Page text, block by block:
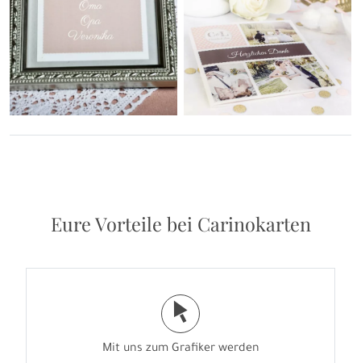
Eure Vorteile bei Carinokarten
j
Mit uns zum Grafiker werden